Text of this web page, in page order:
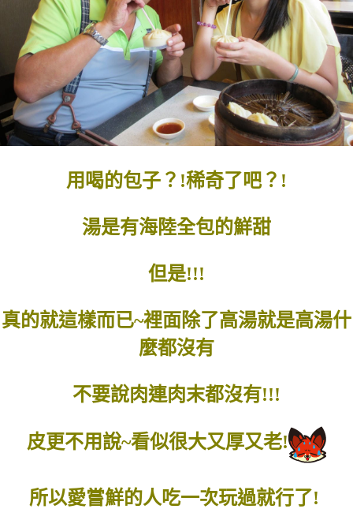
用喝的包子？!稀奇了吧？!
湯是有海陸全包的鮮甜
但是!!!
真的就這樣而已~裡面除了高湯就是高湯什
麼都沒有
不要說肉連肉末都沒有!!!
皮更不用說~看似很大又厚又老!
所以愛嘗鮮的人吃一次玩過就行了!